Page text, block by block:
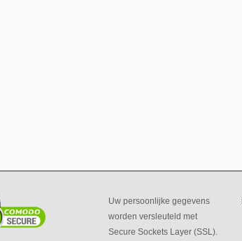
Uw persoonlijke gegevens
worden versleuteld met
Secure Sockets Layer (SSL).